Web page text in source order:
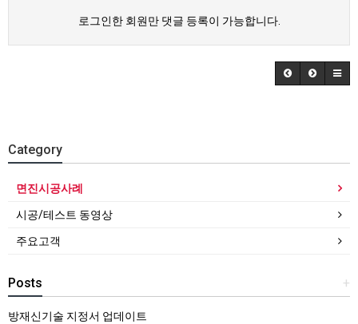
로그인한 회원만 댓글 등록이 가능합니다.
Category
면진시공사례
시공/테스트 동영상
주요고객
+
Posts
방재신기술 지정서 업데이트